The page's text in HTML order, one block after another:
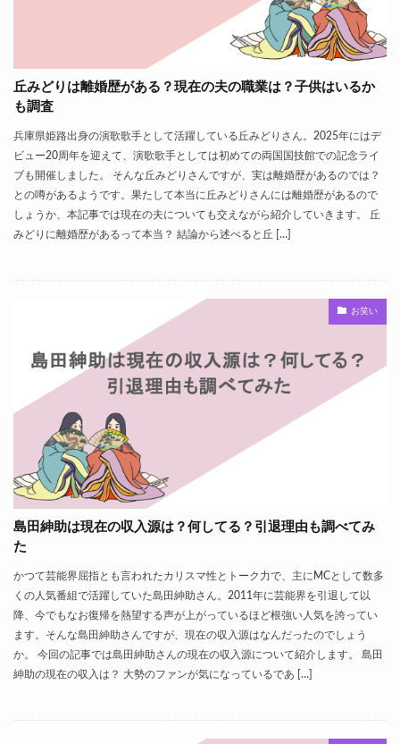
丘みどりは離婚歴がある？現在の夫の職業は？子供はいるか
も調査
兵庫県姫路出身の演歌歌手として活躍している丘みどりさん。2025年にはデ
ビュー20周年を迎えて、演歌歌手としては初めての両国国技館での記念ライ
ブも開催しました。 そんな丘みどりさんですが、実は離婚歴があるのでは？
との噂があるようです。果たして本当に丘みどりさんには離婚歴があるので
しょうか、本記事では現在の夫についても交えながら紹介していきます。 丘
みどりに離婚歴があるって本当？ 結論から述べると丘 […]
お笑い
島田紳助は現在の収入源は？何してる？引退理由も調べてみ
た
かつて芸能界屈指とも言われたカリスマ性とトーク力で、主にMCとして数多
くの人気番組で活躍していた島田紳助さん。2011年に芸能界を引退して以
降、今でもなお復帰を熱望する声が上がっているほど根強い人気を誇ってい
ます。そんな島田紳助さんですが、現在の収入源はなんだったのでしょう
か。 今回の記事では島田紳助さんの現在の収入源について紹介します。 島田
紳助の現在の収入は？ 大勢のファンが気になっているであ […]